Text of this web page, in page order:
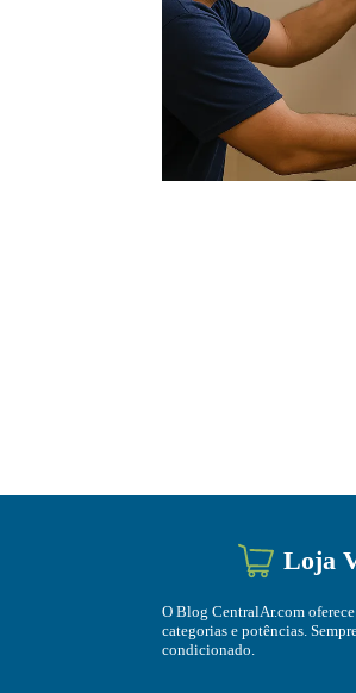
Loja
O Blog CentralAr.com
categorias e potências.
condicionado.